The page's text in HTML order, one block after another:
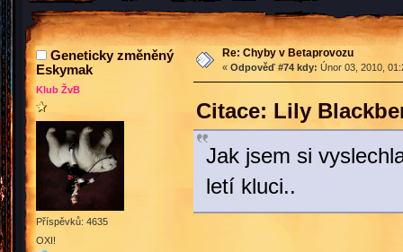
Geneticky změněný
Eskymak
Klub ŽvB
Příspěvků: 4635
OXI!
Re: Chyby v Betaprovozu
« Odpověď #74 kdy: Únor 03, 2010,
Citace: Lily
Jak jsem si
letí kluci..